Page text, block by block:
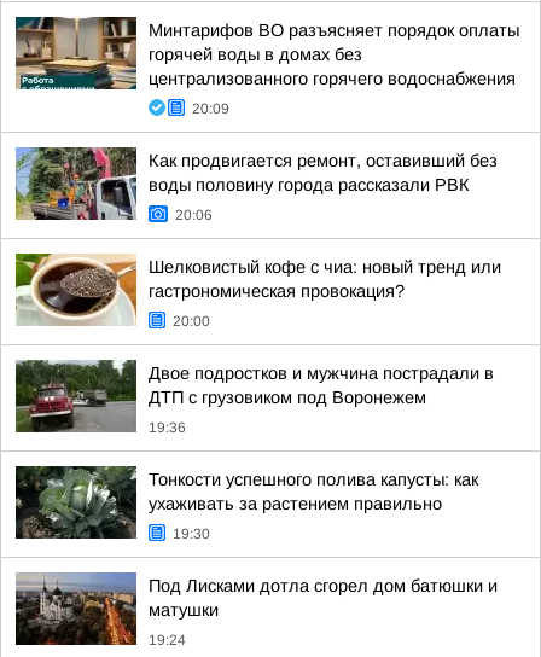
Минтарифов ВО разъясняет порядок оплаты
горячей воды в домах без
централизованного горячего водоснабжения
20:09
Как продвигается ремонт, оставивший без
воды половину города рассказали РВК
20:06
Шелковистый кофе с чиа: новый тренд или
гастрономическая провокация?
20:00
Двое подростков и мужчина пострадали в
ДТП с грузовиком под Воронежем
19:36
Тонкости успешного полива капусты: как
ухаживать за растением правильно
19:30
Под Лисками дотла сгорел дом батюшки и
матушки
19:24